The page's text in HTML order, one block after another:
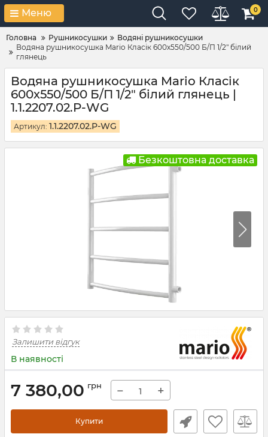
Меню 0
Головна Рушникосушки
Водяні рушникосушки
Водяна рушникосушка Mario Класік 600х550/500 Б/П 1/2" білий
глянець
Водяна рушникосушка Mario Класік
600х550/500 Б/П 1/2" білий глянець |
1.1.2207.02.P-WG
Артикул: 1.1.2207.02.P-WG
Безкоштовна доставка
Залишити відгук
В наявності
7 380,00 грн − +
Купити